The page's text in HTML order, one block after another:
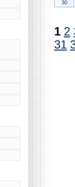
30
1 2
31